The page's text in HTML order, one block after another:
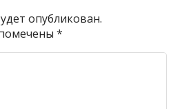
опубликован.
*